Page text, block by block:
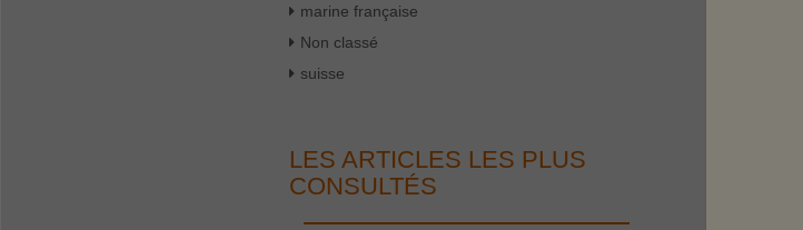
marine française
Non classé
suisse
LES ARTICLES LES PLUS
CONSULTÉS